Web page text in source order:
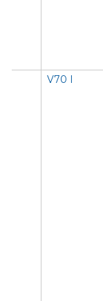
V70 I